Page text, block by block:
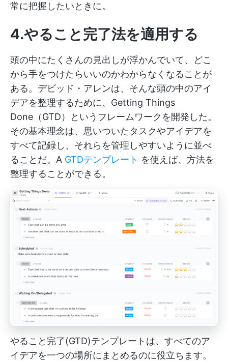
常に把握したいときに。
4.やること完了法を適用する
頭の中にたくさんの見出しが浮かんでいて、どこ
から手をつけたらいいのかわからなくなることが
ある。デビッド・アレンは、そんな頭の中のアイ
デアを整理するために、Getting Things
Done（GTD）というフレームワークを開発した。
その基本理念は、思いついたタスクやアイデアを
すべて記録し、それらを管理しやすいように並べ
ることだ。A GTDテンプレート を使えば、方法を
整理することができる。
やること完了(GTD)テンプレートは、すべてのア
イデアを一つの場所にまとめるのに役立ちます。